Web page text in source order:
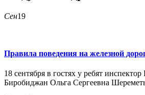
Сен19
Правила поведения на железной
18 сентября в гостях у ребят
Биробиджан Ольга Сергеевна